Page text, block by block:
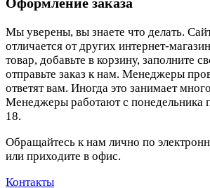
Мы уверены, вы знаете что делать.
отличается от других интернет-
товар, добавьте в корзину, заполните
отправьте заказ к нам. Менеджеры
ответят вам. Иногда это занимает
Менеджеры работают с понедельника
18.
Обращайтесь к нам лично по
или приходите в офис.
Контакты